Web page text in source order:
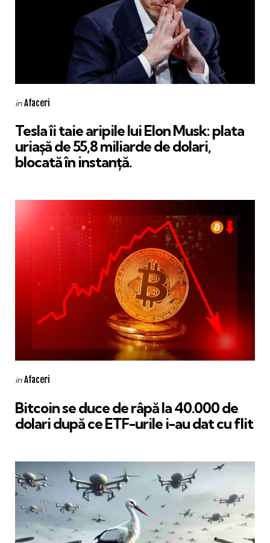
Categories
Posted
inAfaceri
Tesla îi taie aripile lui Elon Musk: plata
uriașă de 55,8 miliarde de dolari,
blocată în instanță.
Categories
Posted
inAfaceri
Bitcoin se duce de râpă la 40.000 de
dolari după ce ETF-urile i-au dat cu flit